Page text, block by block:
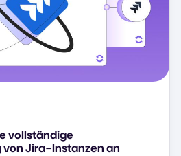
vollständige
Jira-Instanzen an